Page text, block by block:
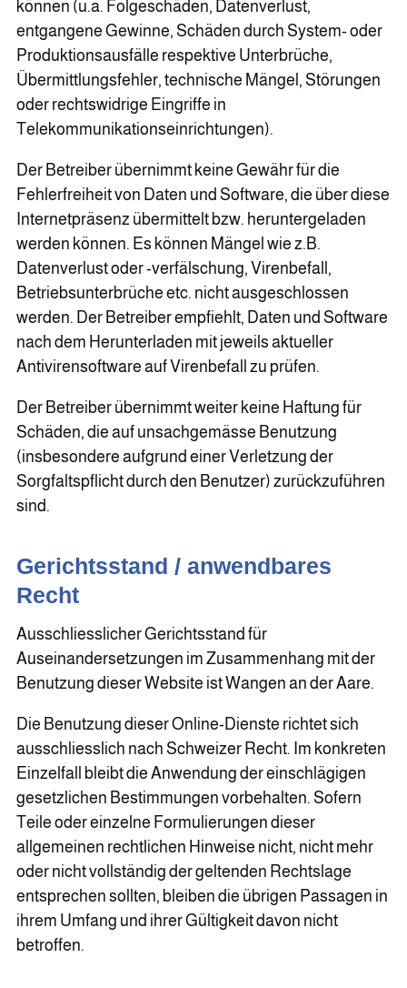
können (u.a. Folgeschäden, Datenverlust,
entgangene Gewinne, Schäden durch System- oder
Produktionsausfälle respektive Unterbrüche,
Übermittlungsfehler, technische Mängel, Störungen
oder rechtswidrige Eingriffe in
Telekommunikationseinrichtungen).
Der Betreiber übernimmt keine Gewähr für die
Fehlerfreiheit von Daten und Software, die über diese
Internetpräsenz übermittelt bzw. heruntergeladen
werden können. Es können Mängel wie z.B.
Datenverlust oder -verfälschung, Virenbefall,
Betriebsunterbrüche etc. nicht ausgeschlossen
werden. Der Betreiber empfiehlt, Daten und Software
nach dem Herunterladen mit jeweils aktueller
Antivirensoftware auf Virenbefall zu prüfen.
Der Betreiber übernimmt weiter keine Haftung für
Schäden, die auf unsachgemässe Benutzung
(insbesondere aufgrund einer Verletzung der
Sorgfaltspflicht durch den Benutzer) zurückzuführen
sind.
Gerichtsstand / anwendbares
Recht
Ausschliesslicher Gerichtsstand für
Auseinandersetzungen im Zusammenhang mit der
Benutzung dieser Website ist Wangen an der Aare.
Die Benutzung dieser Online-Dienste richtet sich
ausschliesslich nach Schweizer Recht. Im konkreten
Einzelfall bleibt die Anwendung der einschlägigen
gesetzlichen Bestimmungen vorbehalten. Sofern
Teile oder einzelne Formulierungen dieser
allgemeinen rechtlichen Hinweise nicht, nicht mehr
oder nicht vollständig der geltenden Rechtslage
entsprechen sollten, bleiben die übrigen Passagen in
ihrem Umfang und ihrer Gültigkeit davon nicht
betroffen.